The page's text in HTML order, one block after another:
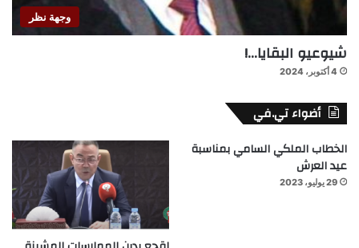
وجهة نظر
شيوعيو البقايا…!
4 أكتوبر، 2024
أضواء تي.في
الخطاب الملكي السامي بمناسبة
عيد العرش
29 يوليو، 2023